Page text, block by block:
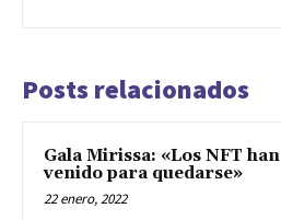
Posts relacionados
Gala Mirissa: «Los NFT han
venido para quedarse»
22 enero, 2022